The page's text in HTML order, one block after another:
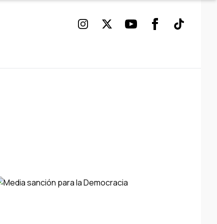
InstagramTwitterYoutubeFacebook
TikTok